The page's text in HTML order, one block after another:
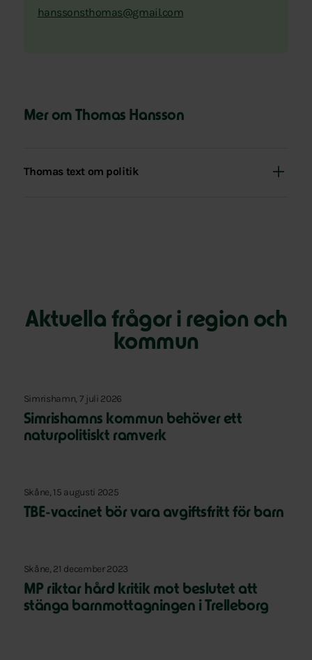
hanssonsthomas@gmail.com
Mer om Thomas Hansson
Thomas text om politik
Aktuella frågor i region och
kommun
Simrishamn, 7 juli 2026
Simrishamns kommun behöver ett
naturpolitiskt ramverk
Skåne, 15 augusti 2025
TBE-vaccinet bör vara avgiftsfritt för barn
Skåne, 21 december 2023
MP riktar hård kritik mot beslutet att
stänga barnmottagningen i Trelleborg